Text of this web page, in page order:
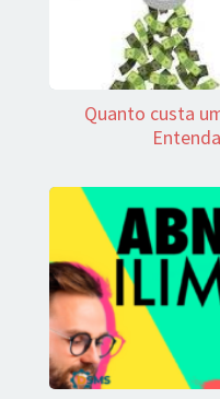
Quanto custa